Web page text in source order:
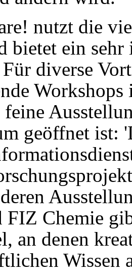
nutzt die
bietet ein
diverse
feine
geöffnet ist:
Chemie
an denen